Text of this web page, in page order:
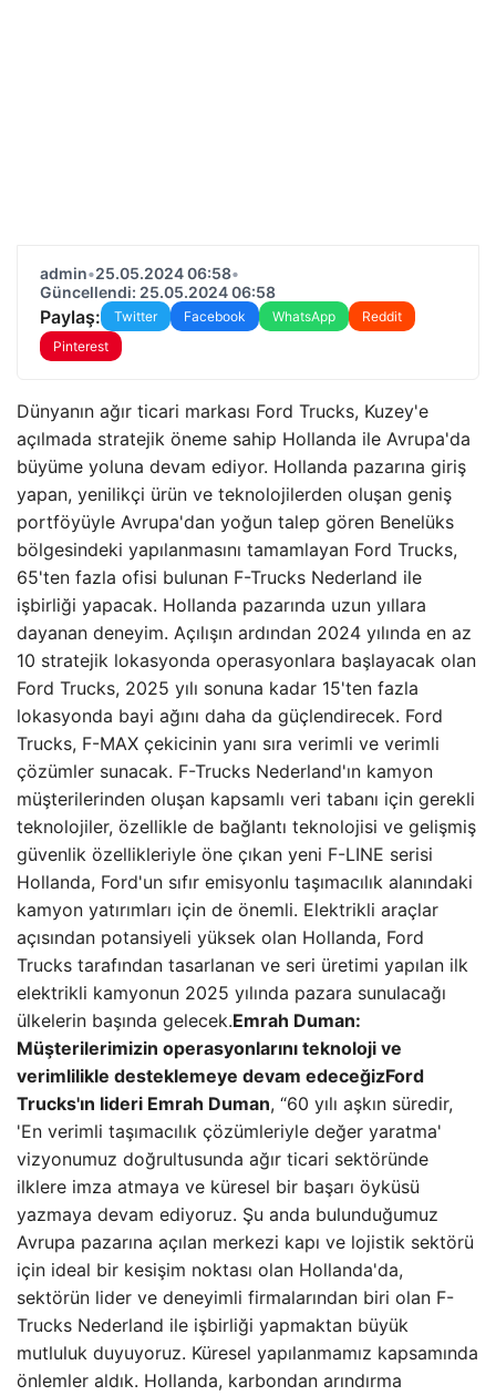
admin•25.05.2024 06:58•
Güncellendi: 25.05.2024 06:58
Paylaş: Twitter Facebook WhatsApp
Reddit
Pinterest
Dünyanın ağır ticari markası Ford Trucks, Kuzey'e
açılmada stratejik öneme sahip Hollanda ile Avrupa'da
büyüme yoluna devam ediyor. Hollanda pazarına giriş
yapan, yenilikçi ürün ve teknolojilerden oluşan geniş
portföyüyle Avrupa'dan yoğun talep gören Benelüks
bölgesindeki yapılanmasını tamamlayan Ford Trucks,
65'ten fazla ofisi bulunan F-Trucks Nederland ile
işbirliği yapacak. Hollanda pazarında uzun yıllara
dayanan deneyim. Açılışın ardından 2024 yılında en az
10 stratejik lokasyonda operasyonlara başlayacak olan
Ford Trucks, 2025 yılı sonuna kadar 15'ten fazla
lokasyonda bayi ağını daha da güçlendirecek. Ford
Trucks, F-MAX çekicinin yanı sıra verimli ve verimli
çözümler sunacak. F-Trucks Nederland'ın kamyon
müşterilerinden oluşan kapsamlı veri tabanı için gerekli
teknolojiler, özellikle de bağlantı teknolojisi ve gelişmiş
güvenlik özellikleriyle öne çıkan yeni F-LINE serisi
Hollanda, Ford'un sıfır emisyonlu taşımacılık alanındaki
kamyon yatırımları için de önemli. Elektrikli araçlar
açısından potansiyeli yüksek olan Hollanda, Ford
Trucks tarafından tasarlanan ve seri üretimi yapılan ilk
elektrikli kamyonun 2025 yılında pazara sunulacağı
ülkelerin başında gelecek.Emrah Duman:
Müşterilerimizin operasyonlarını teknoloji ve
verimlilikle desteklemeye devam edeceğizFord
Trucks'ın lideri Emrah Duman, “60 yılı aşkın süredir,
'En verimli taşımacılık çözümleriyle değer yaratma'
vizyonumuz doğrultusunda ağır ticari sektöründe
ilklere imza atmaya ve küresel bir başarı öyküsü
yazmaya devam ediyoruz. Şu anda bulunduğumuz
Avrupa pazarına açılan merkezi kapı ve lojistik sektörü
için ideal bir kesişim noktası olan Hollanda'da,
sektörün lider ve deneyimli firmalarından biri olan F-
Trucks Nederland ile işbirliği yapmaktan büyük
mutluluk duyuyoruz. Küresel yapılanmamız kapsamında
önlemler aldık. Hollanda, karbondan arındırma